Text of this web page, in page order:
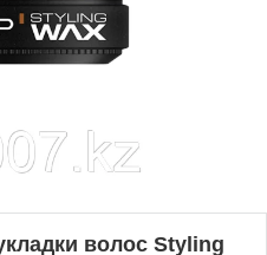
волос Styling